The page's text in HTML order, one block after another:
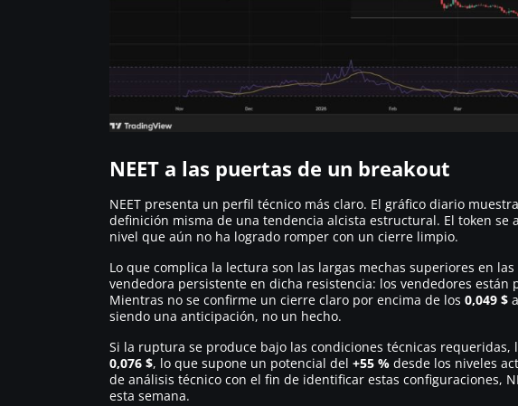
NEET a las puertas de un breakout
NEET presenta un perfil técnico más claro. El gráfico diario
definición misma de una tendencia alcista estructural. El token se
nivel que aún no ha logrado romper con un cierre limpio.
Lo que complica la lectura son las largas mechas superiores en
vendedora persistente en dicha resistencia: los vendedores están
Mientras no se confirme un cierre claro por encima de los 0,049 $
siendo una anticipación, no un hecho.
Si la ruptura se produce bajo las condiciones técnicas
0,076 $, lo que supone un potencial del +55 % desde los niveles
de análisis técnico con el fin de identificar estas configuraciones,
esta semana.